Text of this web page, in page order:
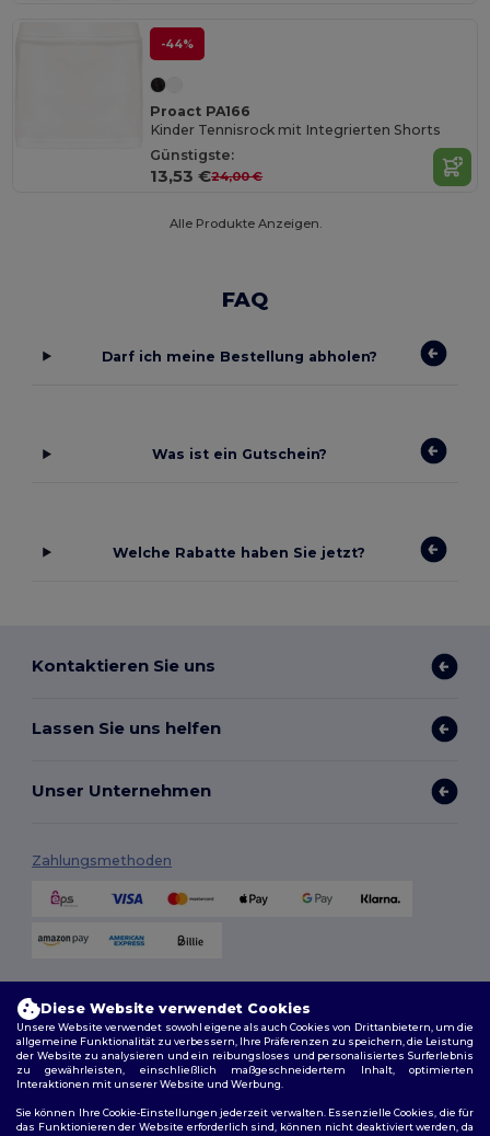
-44%
Proact PA166
Kinder Tennisrock mit Integrierten Shorts
Günstigste:
13,53 €24,00 €
Alle Produkte Anzeigen.
FAQ
Darf ich meine Bestellung abholen?
Was ist ein Gutschein?
Welche Rabatte haben Sie jetzt?
Kontaktieren Sie uns
Lassen Sie uns helfen
Unser Unternehmen
Zahlungsmethoden
Diese Website verwendet Cookies
Unsere Website verwendet sowohl eigene als auch Cookies von Drittanbietern, um die
allgemeine Funktionalität zu verbessern, Ihre Präferenzen zu speichern, die Leistung
der Website zu analysieren und ein reibungsloses und personalisiertes Surferlebnis
zu gewährleisten, einschließlich maßgeschneidertem Inhalt, optimierten
Interaktionen mit unserer Website und Werbung.
Sie können Ihre Cookie-Einstellungen jederzeit verwalten. Essenzielle Cookies, die für
das Funktionieren der Website erforderlich sind, können nicht deaktiviert werden, da